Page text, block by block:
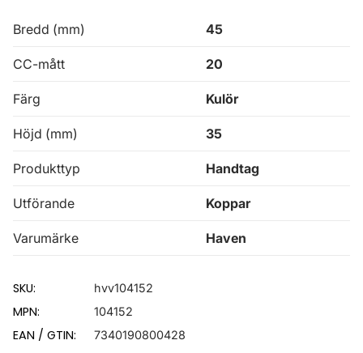
Bredd (mm) 45
CC-mått 20
Färg Kulör
Höjd (mm) 35
Produkttyp Handtag
Utförande Koppar
Varumärke Haven
SKU: hvv104152
MPN: 104152
EAN / GTIN: 7340190800428